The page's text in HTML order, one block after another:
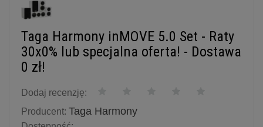
Taga Harmony inMOVE 5.0 Set - Raty
30x0% lub specjalna oferta! - Dostawa
0 zł!
Dodaj recenzję:
Producent: Taga Harmony